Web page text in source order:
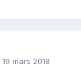
19 mars 2018